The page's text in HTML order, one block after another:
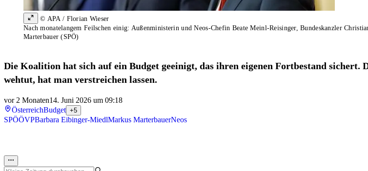
© APA / Florian Wieser
Nach monatelangem Feilschen einig: Außenministerin und Neos-Chefin Beate Meinl-Reisinger, Bundeskanzler
Marterbauer (SPÖ)
Die Koalition hat sich auf ein Budget geeinigt, das ihren eigenen Fortbestand sichert.
wehtut, hat man verstreichen lassen.
vor 2 Monaten14. Juni 2026 um 09:18
ÖsterreichBudget +5
SPÖÖVPBarbara Eibinger-MiedlMarkus MarterbauerNeos